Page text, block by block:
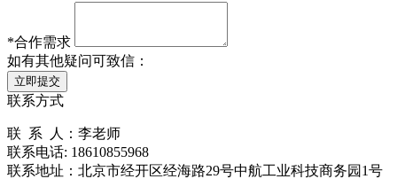
*合作需求
如有其他疑问可致信：
立即提交
联系方式
联 系 人：李老师
联系电话: 18610855968
联系地址：北京市经开区经海路29号中航工业科技商务园1号